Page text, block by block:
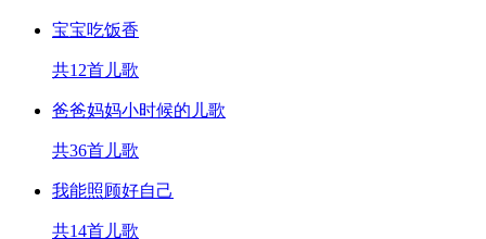
宝宝吃饭香
共12首儿歌
爸爸妈妈小时候的儿歌
共36首儿歌
我能照顾好自己
共14首儿歌